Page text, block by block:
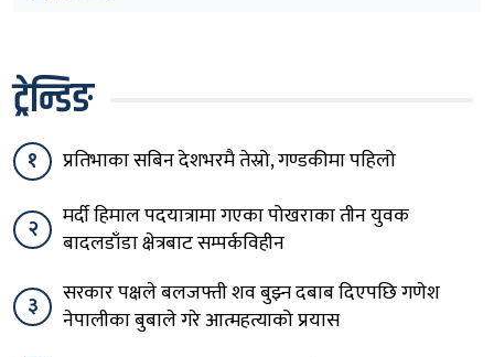
ट्रेन्डिङ
१ प्रतिभाका सबिन देशभरमै तेस्रो, गण्डकीमा पहिलो
२
मर्दी हिमाल पदयात्रामा गएका पोखराका तीन युवक
बादलडाँडा क्षेत्रबाट सम्पर्कविहीन
३
सरकार पक्षले बलजफ्ती शव बुझ्न दबाब दिएपछि गणेश
नेपालीका बुबाले गरे आत्महत्याको प्रयास